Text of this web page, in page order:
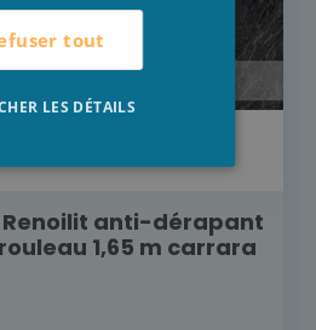
Renoilit anti-dérapant
1,65 m carrara
tout
LES DÉTAILS